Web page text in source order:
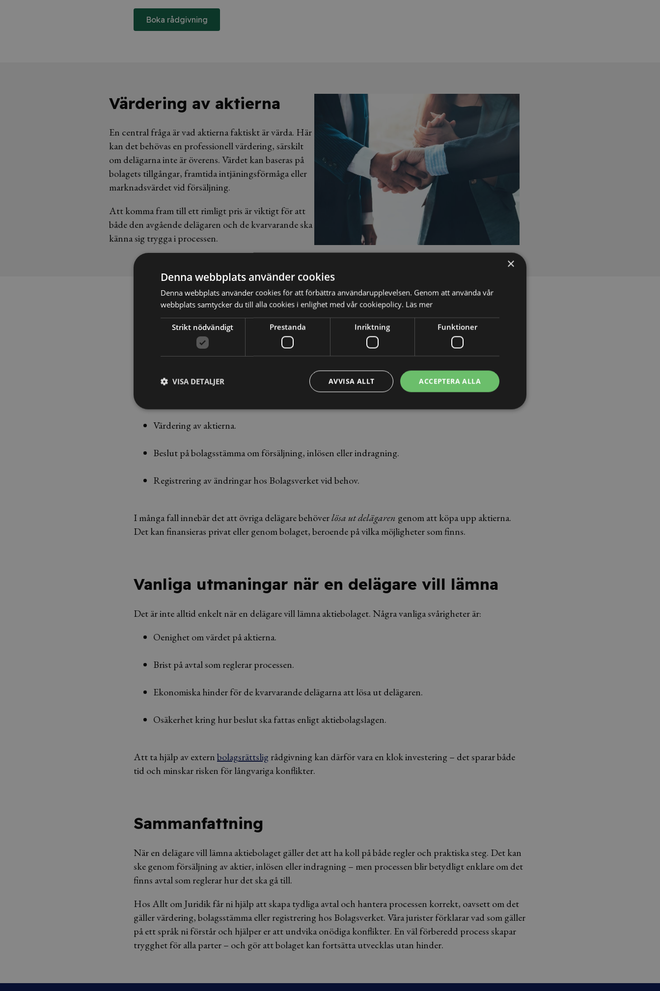
Boka rådgivning
Värdering av aktierna
En central fråga är vad aktierna faktiskt är värda. Här
kan det behövas en professionell värdering, särskilt
om delägarna inte är överens. Värdet kan baseras på
bolagets tillgångar, framtida intjäningsförmåga eller
marknadsvärdet vid försäljning.
Att komma fram till ett rimligt pris är viktigt för att
både den avgående delägaren och de kvarvarande ska
känna sig trygga i processen.
Processen steg för steg
När en delägare vill lämna bolaget ser processen ofta ut så här:
Diskussion mellan delägarna om hur utträdet ska ske.
Värdering av aktierna.
Beslut på bolagsstämma om försäljning, inlösen eller indragning.
Registrering av ändringar hos Bolagsverket vid behov.
I många fall innebär det att övriga delägare behöverlösa ut delägaren genom att köpa upp aktierna.
Det kan finansieras privat eller genom bolaget, beroende på vilka möjligheter som finns.
Vanliga utmaningar när en delägare vill lämna
Det är inte alltid enkelt när en delägare vill lämna aktiebolaget. Några vanliga svårigheter är:
Oenighet om värdet på aktierna.
Brist på avtal som reglerar processen.
Ekonomiska hinder för de kvarvarande delägarna att lösa ut delägaren.
Osäkerhet kring hur beslut ska fattas enligt aktiebolagslagen.
Att ta hjälp av externbolagsrättsligrådgivning kan därför vara en klok investering – det sparar både
tid och minskar risken för långvariga konflikter.
Sammanfattning
När en delägare vill lämna aktiebolaget gäller det att ha koll på både regler och praktiska steg. Det kan
ske genom försäljning av aktier, inlösen eller indragning – men processen blir betydligt enklare om det
finns avtal som reglerar hur det ska gå till.
Hos Allt om Juridik får ni hjälp att skapa tydliga avtal och hantera processen korrekt, oavsett om det
gäller värdering, bolagsstämma eller registrering hos Bolagsverket. Våra jurister förklarar vad som gäller
på ett språk ni förstår och hjälper er att undvika onödiga konflikter. En väl förberedd process skapar
trygghet för alla parter – och gör att bolaget kan fortsätta utvecklas utan hinder.
×
Denna webbplats använder cookies
Denna webbplats använder cookies för att förbättra användarupplevelsen. Genom att använda vår
webbplats samtycker du till alla cookies i enlighet med vår cookiepolicy. Läs mer
Strikt nödvändigt Prestanda Inriktning Funktioner
ACCEPTERA ALLA
AVVISA ALLT
VISA DETALJER